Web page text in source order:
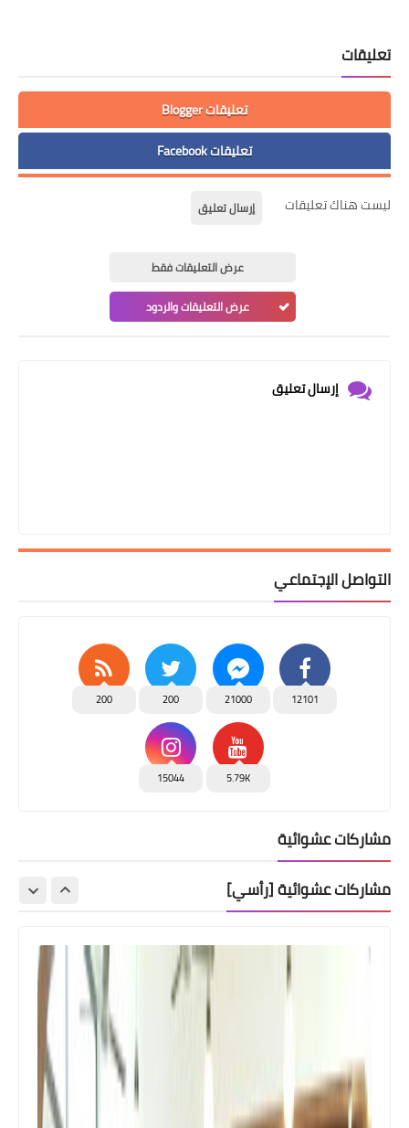
تعليقات
تعليقات Blogger
تعليقات Facebook
ليست هناك تعليقات إرسال تعليق
عرض التعليقات فقط
عرض التعليقات والردود
إرسال تعليق
التواصل الإجتماعي
12101
21000
200
200
5.79K
15044
مشاركات عشوائية
مشاركات عشوائية [رأسي]